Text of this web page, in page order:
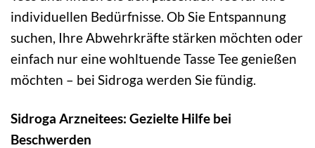
individuellen Bedürfnisse. Ob Sie Entspannung
suchen, Ihre Abwehrkräfte stärken möchten oder
einfach nur eine wohltuende Tasse Tee genießen
möchten – bei Sidroga werden Sie fündig.
Sidroga Arzneitees: Gezielte Hilfe bei
Beschwerden